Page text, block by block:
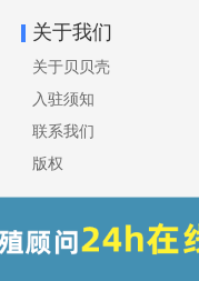
关于我们
关于贝贝壳
入驻须知
联系我们
版权
© 2019-2023 贝贝壳